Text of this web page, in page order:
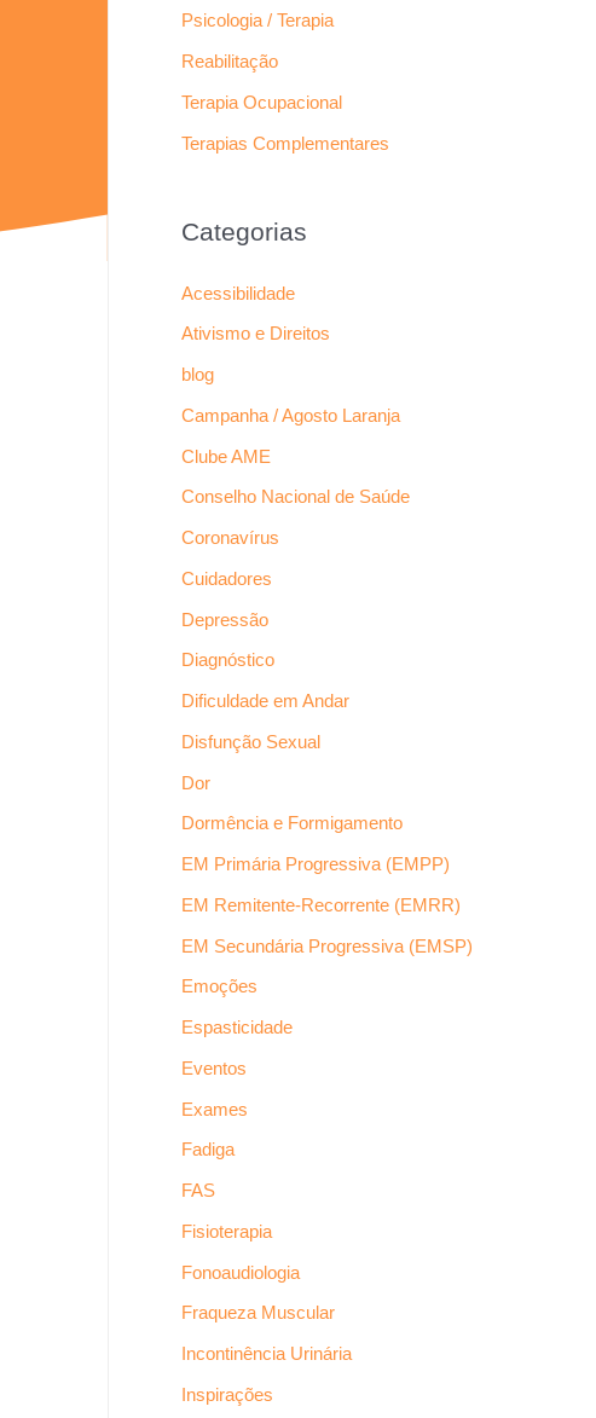
Psicologia / Terapia
Reabilitação
Terapia Ocupacional
Terapias Complementares
Categorias
Acessibilidade
Ativismo e Direitos
blog
Campanha / Agosto Laranja
Clube AME
Conselho Nacional de Saúde
Coronavírus
Cuidadores
Depressão
Diagnóstico
Dificuldade em Andar
Disfunção Sexual
Dor
Dormência e Formigamento
EM Primária Progressiva (EMPP)
EM Remitente-Recorrente (EMRR)
EM Secundária Progressiva (EMSP)
Emoções
Espasticidade
Eventos
Exames
Fadiga
FAS
Fisioterapia
Fonoaudiologia
Fraqueza Muscular
Incontinência Urinária
Inspirações